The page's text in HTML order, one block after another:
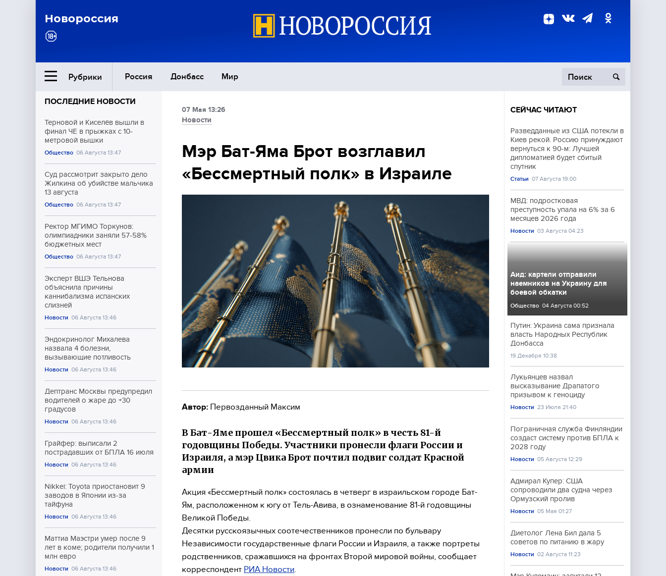
Новороссия
Рубрики Россия Донбасс Мир
Ближний Восток
Общество
Экономика
Происшествия
Культура
Спорт
ПОСЛЕДНИЕ НОВОСТИ
Терновой и Киселёв вышли в
финал ЧЕ в прыжках с 10-
метровой вышки
Общество 06 Августа 13:47
Суд рассмотрит закрыто дело
Жилкина об убийстве мальчика
13 августа
Общество 06 Августа 13:47
Ректор МГИМО Торкунов:
олимпиадники заняли 57-58%
бюджетных мест
Общество 06 Августа 13:47
Эксперт ВШЭ Тельнова
объяснила причины
каннибализма испанских
слизней
Новости 06 Августа 13:46
Эндокринолог Михалева
назвала 4 болезни,
вызывающие потливость
Новости 06 Августа 13:46
Дептранс Москвы предупредил
водителей о жаре до +30
градусов
Новости 06 Августа 13:46
Грайфер: выписали 2
пострадавших от БПЛА 16 июля
Новости 06 Августа 13:46
Nikkei: Toyota приостановит 9
заводов в Японии из-за
тайфуна
Новости 06 Августа 13:46
Маттиа Маэстри умер после 9
лет в коме; родители получили 1
млн евро
Новости 06 Августа 13:46
07 Мая 13:26
Новости
Мэр Бат-Яма Брот возглавил
«Бессмертный полк» в Израиле
Автор: Первозданный Максим
В Бат-Яме прошел «Бессмертный полк» в честь 81-й
годовщины Победы. Участники пронесли флаги России и
Израиля, а мэр Цвика Брот почтил подвиг солдат Красной
армии
Акция «Бессмертный полк» состоялась в четверг в израильском городе Бат-
Ям, расположенном к югу от Тель-Авива, в ознаменование 81-й годовщины
Великой Победы.
Десятки русскоязычных соотечественников пронесли по бульвару
Независимости государственные флаги России и Израиля, а также портреты
родственников, сражавшихся на фронтах Второй мировой войны, сообщает
корреспондент РИА Новости
СЕЙЧАС ЧИТАЮТ
Разведданные из США потекли в
Киев рекой. Россию принуждают
вернуться к 90-м: Лучшей
дипломатией будет сбитый
спутник
Статьи 07 Августа 19:00
МВД: подростковая
преступность упала на 6% за 6
месяцев 2026 года
Новости 03 Августа 04:23
Аид: картели отправили
наемников на Украину для
боевой обкатки
Общество 04 Августа 00:52
Путин: Украина сама признала
власть Народных Республик
Донбасса
19 Декабря 10:38
Лукьянцев назвал
высказывание Драпатого
призывом к геноциду
Новости 23 Июля 21:40
Пограничная служба Финляндии
создаст систему против БПЛА к
2028 году
Новости 05 Августа 12:29
Адмирал Купер: США
сопроводили два судна через
Ормузский пролив
Новости 05 Мая 01:27
Диетолог Лена Бил дала 5
советов по питанию в жару
Новости 02 Августа 11:23